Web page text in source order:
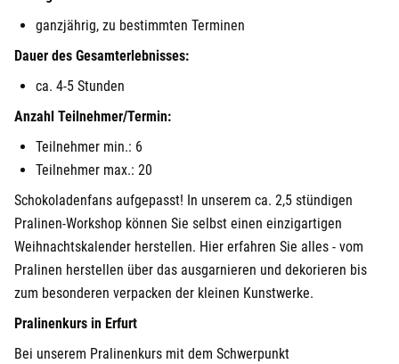
ganzjährig, zu bestimmten Terminen
Dauer des Gesamterlebnisses:
ca. 4-5 Stunden
Anzahl Teilnehmer/Termin:
Teilnehmer min.: 6
Teilnehmer max.: 20
Schokoladenfans aufgepasst! In unserem ca. 2,5 stündigen
Pralinen-Workshop können Sie selbst einen einzigartigen
Weihnachtskalender herstellen. Hier erfahren Sie alles - vom
Pralinen herstellen über das ausgarnieren und dekorieren bis
zum besonderen verpacken der kleinen Kunstwerke.
Pralinenkurs in Erfurt
Bei unserem Pralinenkurs mit dem Schwerpunkt